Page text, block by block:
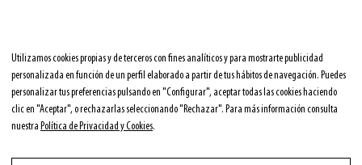
PrevPREVIOUS
Retrato Carlos Tundidor
NEXT
Lugares significativos
Utilizamos cookies propias y de terceros con fines analíticos y para mostrarte publicidad
personalizada en función de un perfil elaborado a partir de tus hábitos de navegación. Puedes
personalizar tus preferencias pulsando en "Configurar", aceptar todas las cookies haciendo
clic en "Aceptar", o rechazarlas seleccionando "Rechazar". Para más información consulta
nuestra Política de Privacidad y Cookies.